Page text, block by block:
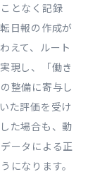
となく記録
日報の作成が
えて、ルート
現し、「働き
整備に寄与し
た評価を受け
た場合も、動
ータによる正
になります。